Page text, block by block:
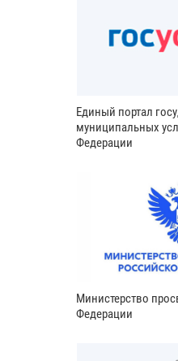
Единый портал
муниципальных
Федерации
Министерство
Федерации